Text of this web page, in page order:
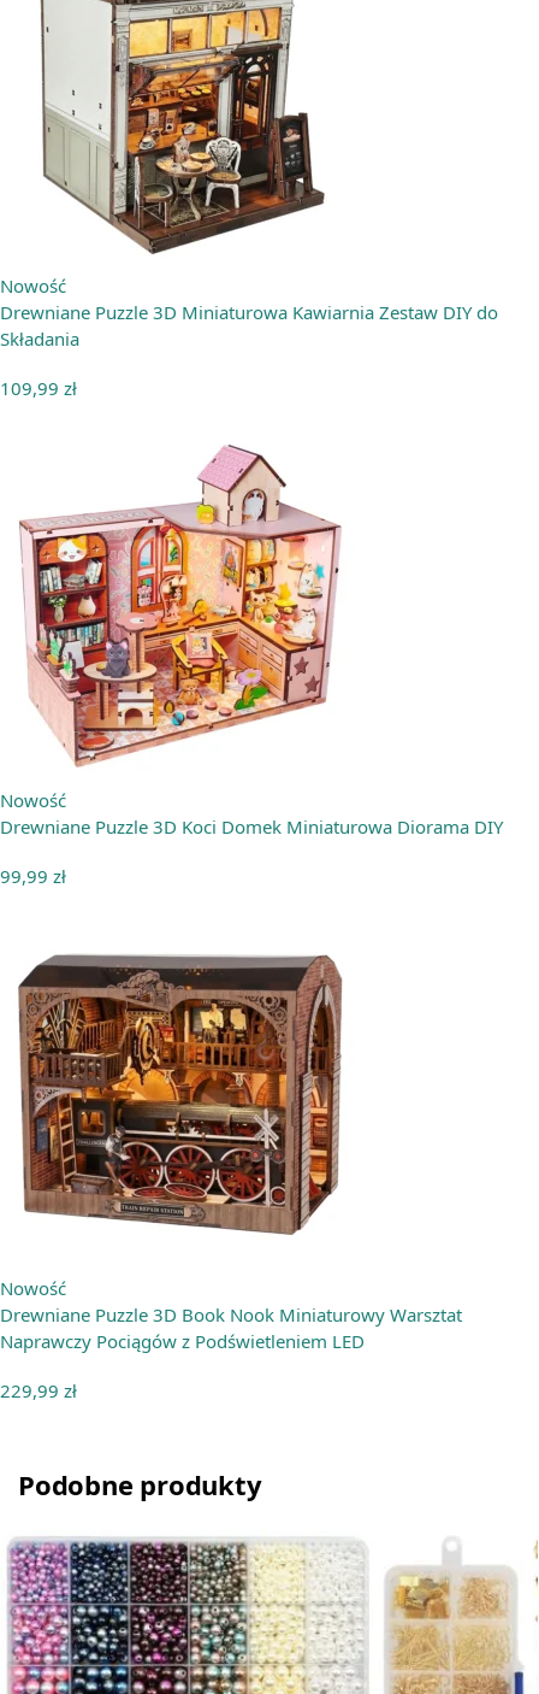
Nowość
Drewniane Puzzle 3D Miniaturowa Kawiarnia Zestaw DIY do
Składania
109,99 zł
Nowość
Drewniane Puzzle 3D Koci Domek Miniaturowa Diorama DIY
99,99 zł
Nowość
Drewniane Puzzle 3D Book Nook Miniaturowy Warsztat
Naprawczy Pociągów z Podświetleniem LED
229,99 zł
Podobne produkty